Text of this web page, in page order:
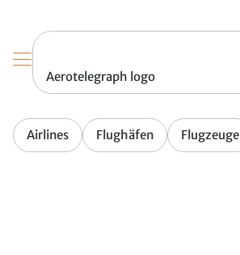
Aerotelegraph logo
Airlines Flughäfen Flugzeuge